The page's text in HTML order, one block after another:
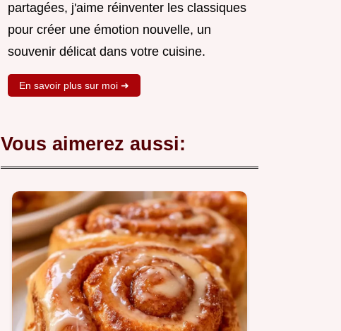
partagées, j'aime réinventer les classiques
pour créer une émotion nouvelle, un
souvenir délicat dans votre cuisine.
En savoir plus sur moi ➜
Vous aimerez aussi: